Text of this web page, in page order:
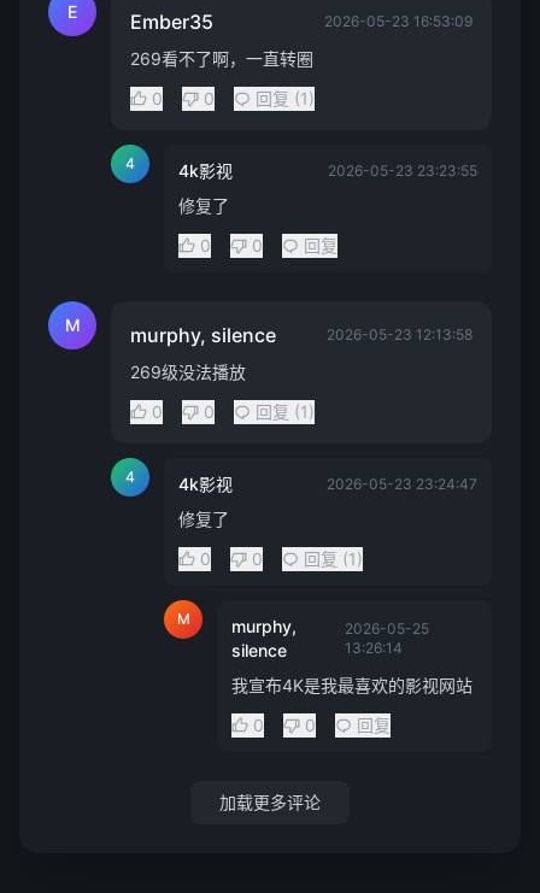
E Ember35 2026-05-23 16:53:09
269看不了啊，一直转圈
0
0 回复 (1)
4 4k影视 2026-05-23 23:23:55
修复了
0
0 回复
M murphy, silence 2026-05-23 12:13:58
269级没法播放
0
0 回复 (1)
4 4k影视 2026-05-23 23:24:47
修复了
0
0 回复 (1)
M
murphy,
silence
2026-05-25
13:26:14
我宣布4K是我最喜欢的影视网站
0
0 回复
加载更多评论